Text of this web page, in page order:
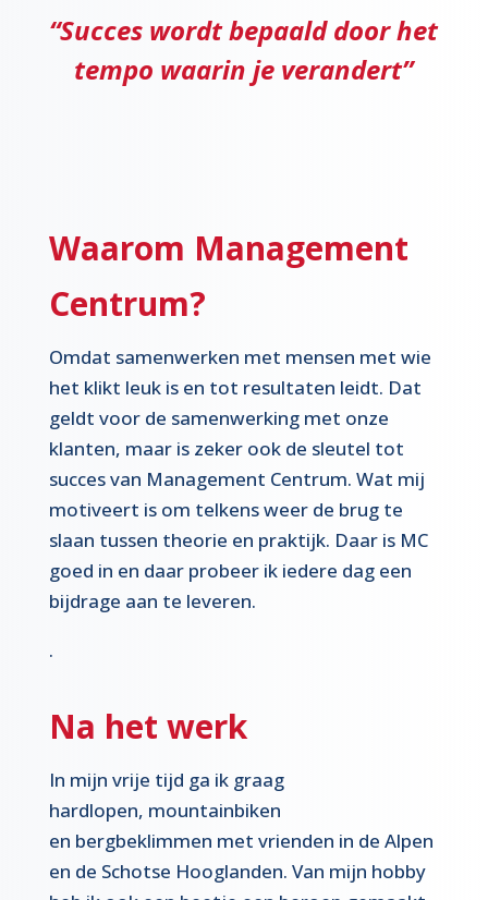
“Succes wordt bepaald door het
tempo waarin je verandert”
Waarom Management
Centrum?
Omdat samenwerken met mensen met wie
het klikt leuk is en tot resultaten leidt. Dat
geldt voor de samenwerking met onze
klanten, maar is zeker ook de sleutel tot
succes van Management Centrum. Wat mij
motiveert is om telkens weer de brug te
slaan tussen theorie en praktijk. Daar is MC
goed in en daar probeer ik iedere dag een
bijdrage aan te leveren.
.
Na het werk
In mijn vrije tijd ga ik graag
hardlopen, mountainbiken
en bergbeklimmen met vrienden in de Alpen
en de Schotse Hooglanden. Van mijn hobby